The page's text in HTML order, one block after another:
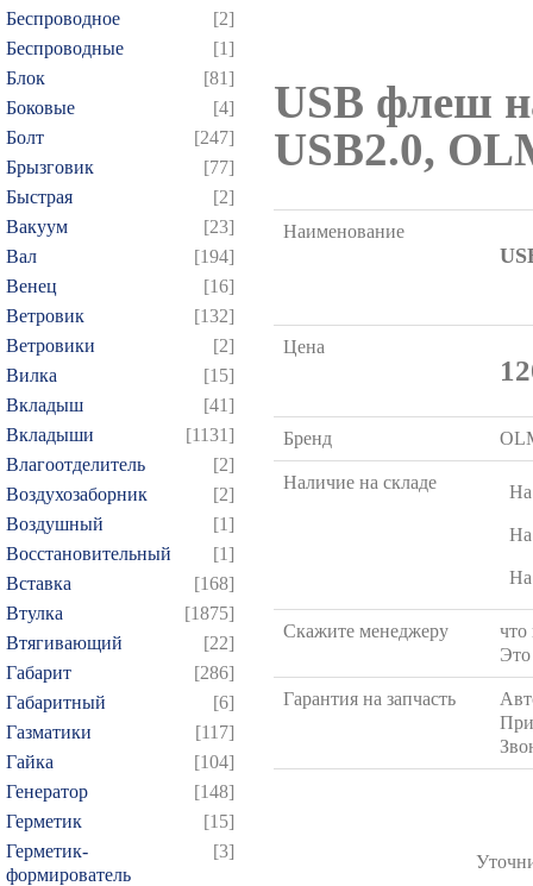
Беспроводное
[2]
Беспроводные
[1]
Блок
[81]
Боковые
[4]
Болт
[247]
Брызговик
[77]
Быстрая
[2]
Вакуум
[23]
Вал
[194]
Венец
[16]
Ветровик
[132]
Ветровики
[2]
Вилка
[15]
Вкладыш
[41]
Вкладыши
[1131]
Влагоотделитель
[2]
Воздухозаборник
[2]
Воздушный
[1]
Восстановительный
[1]
Вставка
[168]
Втулка
[1875]
Втягивающий
[22]
Габарит
[286]
Габаритный
[6]
Газматики
[117]
Гайка
[104]
Генератор
[148]
Герметик
[15]
Герметик-
формирователь
[3]
USB флеш
USB2.0,
Наименование
Цена
Бренд
Наличие на складе На
На
На
Скажите менеджеру
что
Это
Гарантия на запчасть
При